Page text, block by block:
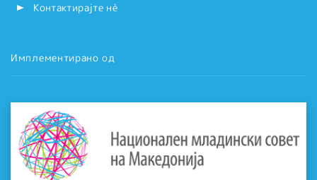
Контактирајте нѐ
Имплементирано од